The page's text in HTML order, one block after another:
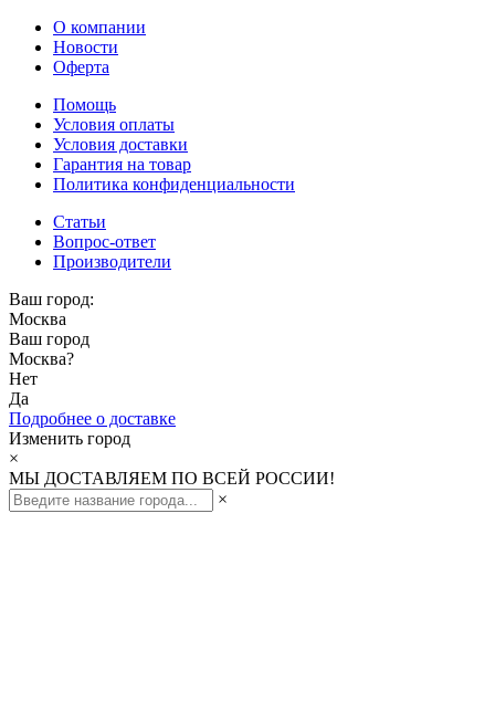
О компании
Новости
Оферта
Помощь
Условия оплаты
Условия доставки
Гарантия на товар
Политика конфиденциальности
Статьи
Вопрос-ответ
Производители
Ваш город:
Москва
Ваш город
Москва?
Нет
Да
Подробнее о доставке
Изменить город
×
МЫ ДОСТАВЛЯЕМ ПО ВСЕЙ РОССИИ!
×